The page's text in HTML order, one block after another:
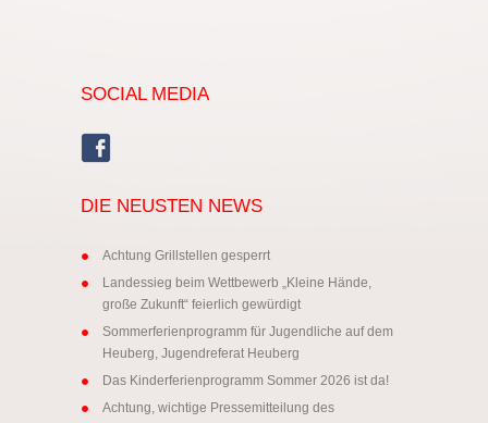
SOCIAL MEDIA
DIE NEUSTEN NEWS
Achtung Grillstellen gesperrt
Landessieg beim Wettbewerb „Kleine Hände,
große Zukunft“ feierlich gewürdigt
Sommerferienprogramm für Jugendliche auf dem
Heuberg, Jugendreferat Heuberg
Das Kinderferienprogramm Sommer 2026 ist da!
Achtung, wichtige Pressemitteilung des